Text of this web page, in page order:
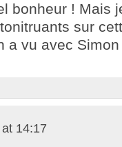
bonheur ! Mais
sur
a vu avec
14:17